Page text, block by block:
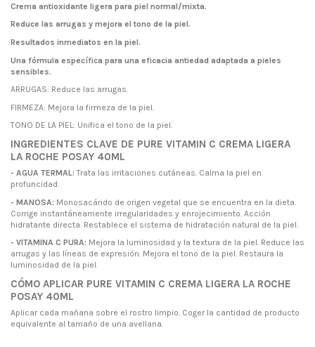
Crema antioxidante ligera para piel normal/mixta.
Reduce las arrugas y mejora el tono de la piel.
Resultados inmediatos en la piel.
Una fórmula específica para una eficacia antiedad adaptada a pieles
sensibles.
ARRUGAS: Reduce las arrugas.
FIRMEZA: Mejora la firmeza de la piel.
TONO DE LA PIEL: Unifica el tono de la piel.
INGREDIENTES CLAVE DE PURE VITAMIN C CREMA LIGERA
LA ROCHE POSAY 40ML
- AGUA TERMAL: Trata las irritaciones cutáneas. Calma la piel en
profuncidad.
- MANOSA: Monosacárido de origen vegetal que se encuentra en la dieta.
Corrige instantáneamente irregularidades y enrojecimiento. Acción
hidratante directa. Restablece el sistema de hidratación natural de la piel.
- VITAMINA C PURA: Mejora la luminosidad y la textura de la piel. Reduce las
arrugas y las líneas de expresión. Mejora el tono de la piel. Restaura la
luminosidad de la piel.
CÓMO APLICAR PURE VITAMIN C CREMA LIGERA LA ROCHE
POSAY 40ML
Aplicar cada mañana sobre el rostro limpio. Coger la cantidad de producto
equivalente al tamaño de una avellana.